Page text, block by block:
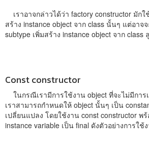
เราอาจกล่าวได้ว่า factory constructor มัก
สร้าง instance object จาก class นั้นๆ แต่อาจ
subtype เพิ่มสร้าง instance object จาก class
Const constructor
ในกรณีเรามีการใช้งาน object ที่จะไม่มีกา
เราสามารถกำหนดให้ object นั้นๆ เป็น
เปลี่ยนแปลง โดยใช้งาน const constructor พ
instance variable เป็น final ดังตัวอย่างการใช้